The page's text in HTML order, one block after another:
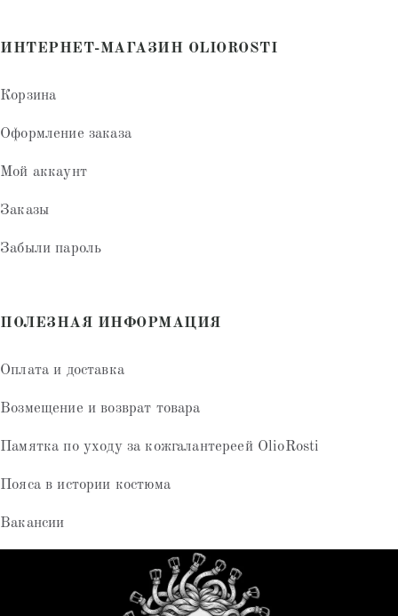
ИНТЕРНЕТ-МАГАЗИН OLIOROSTI
Корзина
Оформление заказа
Мой аккаунт
Заказы
Забыли пароль
ПОЛЕЗНАЯ ИНФОРМАЦИЯ
Оплата и доставка
Возмещение и возврат товара
Памятка по уходу за кожгалантереей OlioRosti
Пояса в истории костюма
Вакансии